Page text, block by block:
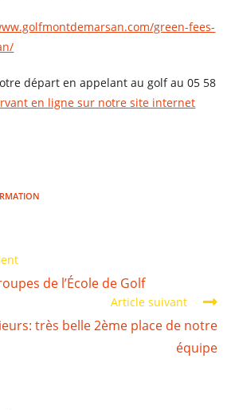
green-fees-
départ en appelant au golf au 05 58
en ligne sur notre site internet
de l’École de Golf
Article suivant
très belle 2ème place de notre
équipe